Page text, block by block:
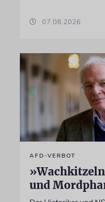
07.08.2026
AFD-VERBOT
und